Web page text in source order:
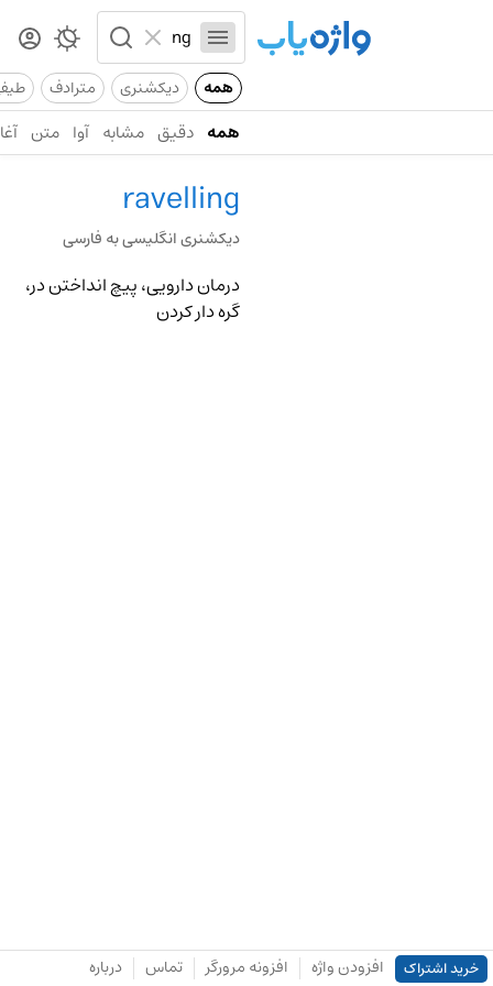
همه دیکشنری مترادف
همه دقیق مشابه آوا متن
ravelling
دیکشنری انگلیسی به فارسی
درمان دارویی، پیچ انداختن در،
گره دار کردن
خرید اشتراک افزودن واژه افزونه مرورگر تماس درباره